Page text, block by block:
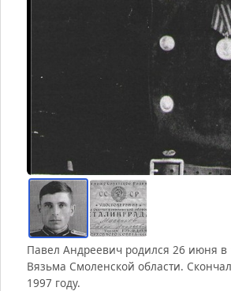
Павел Андреевич родился 26 июня в
Вязьма Смоленской области.
1997 году.